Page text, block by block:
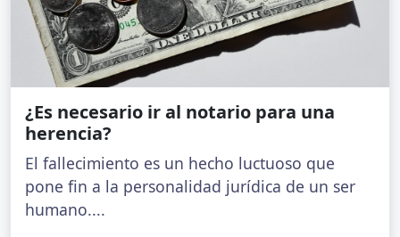
¿Es necesario ir al notario para una
herencia?
El fallecimiento es un hecho luctuoso que
pone fin a la personalidad jurídica de un ser
humano....